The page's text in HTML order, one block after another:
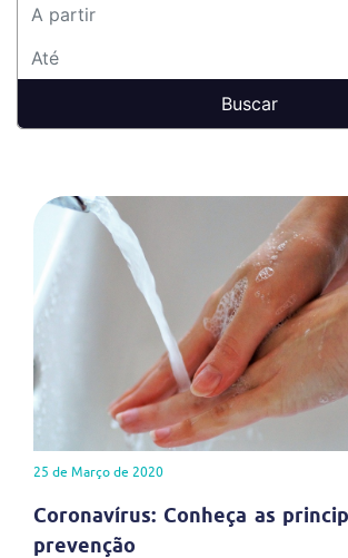
25 de Março de 2020
Coronavírus: Conheça as
prevenção